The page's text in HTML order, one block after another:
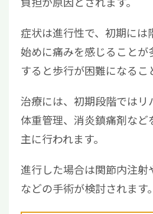
症状は進行性で、初期には
始めに痛みを感じることが
すると歩行が困難になるこ
治療には、初期段階ではリ
体重管理、消炎鎮痛剤な
主に行われます。
進行した場合は関節内注
などの手術が検討されます。